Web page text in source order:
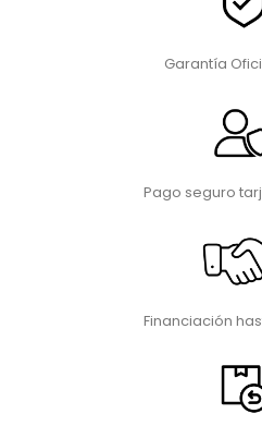
Garantía
Pago seguro
Financiación